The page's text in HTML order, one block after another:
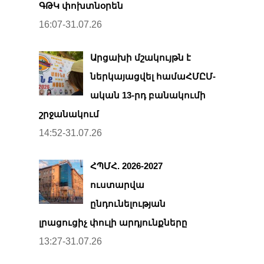
ԳԹԿ փոխտնօրեն
16:07-31.07.26
Արցախի մշակույթն է
ներկայացվել համաՀՄԸՄ-
ական 13-րդ բանակումի
շրջանակում
14:52-31.07.26
ՀՊՄՀ. 2026-2027
ուստարվա
ընդունելության
լրացուցիչ փուլի արդյունքները
13:27-31.07.26